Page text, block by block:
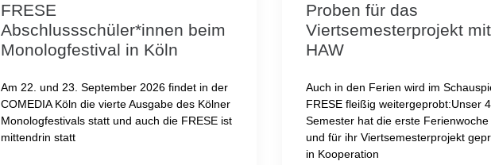
FRESE
Abschlussschüler*innen beim
Monologfestival in Köln
Am 22. und 23. September 2026 findet in der
COMEDIA Köln die vierte Ausgabe des Kölner
Monologfestivals statt und auch die FRESE ist
mittendrin statt
Proben für das
Viertsemesterprojekt
HAW
Auch in den Ferien wird im
FRESE fleißig weitergeprobt:Unser
Semester hat die erste
und für ihr Viertsemesterprojekt
in Kooperation